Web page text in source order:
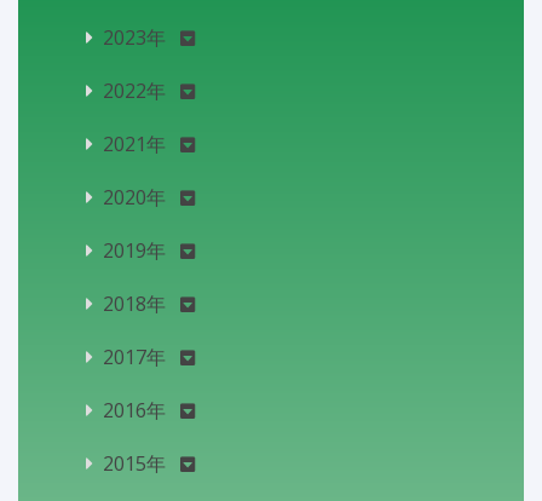
2023年
2022年
2021年
2020年
2019年
2018年
2017年
2016年
2015年